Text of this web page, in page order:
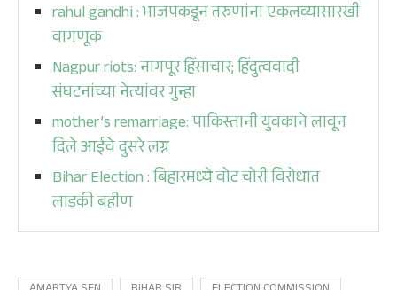
rahul gandhi : भाजपकडून तरुणांना एकलव्यासारखी
वागणूक
Nagpur riots: नागपूर हिंसाचार; हिंदुत्ववादी
संघटनांच्या नेत्यांवर गुन्हा
mother’s remarriage: पाकिस्तानी युवकाने लावून
दिले आईचे दुसरे लग्न
Bihar Election : बिहारमध्ये वोट चोरी विरोधात
लाडकी बहीण